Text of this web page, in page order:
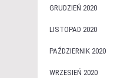
GRUDZIEŃ 2020
LISTOPAD 2020
PAŹDZIERNIK 2020
WRZESIEŃ 2020